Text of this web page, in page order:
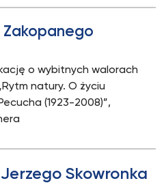
o wybitnych walorach
natury. O życiu
(1923-2008)”,
Skowronka